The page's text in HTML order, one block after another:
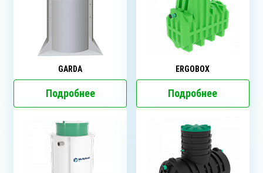
GARDA
Подробнее
ERGOBOX
Подробнее